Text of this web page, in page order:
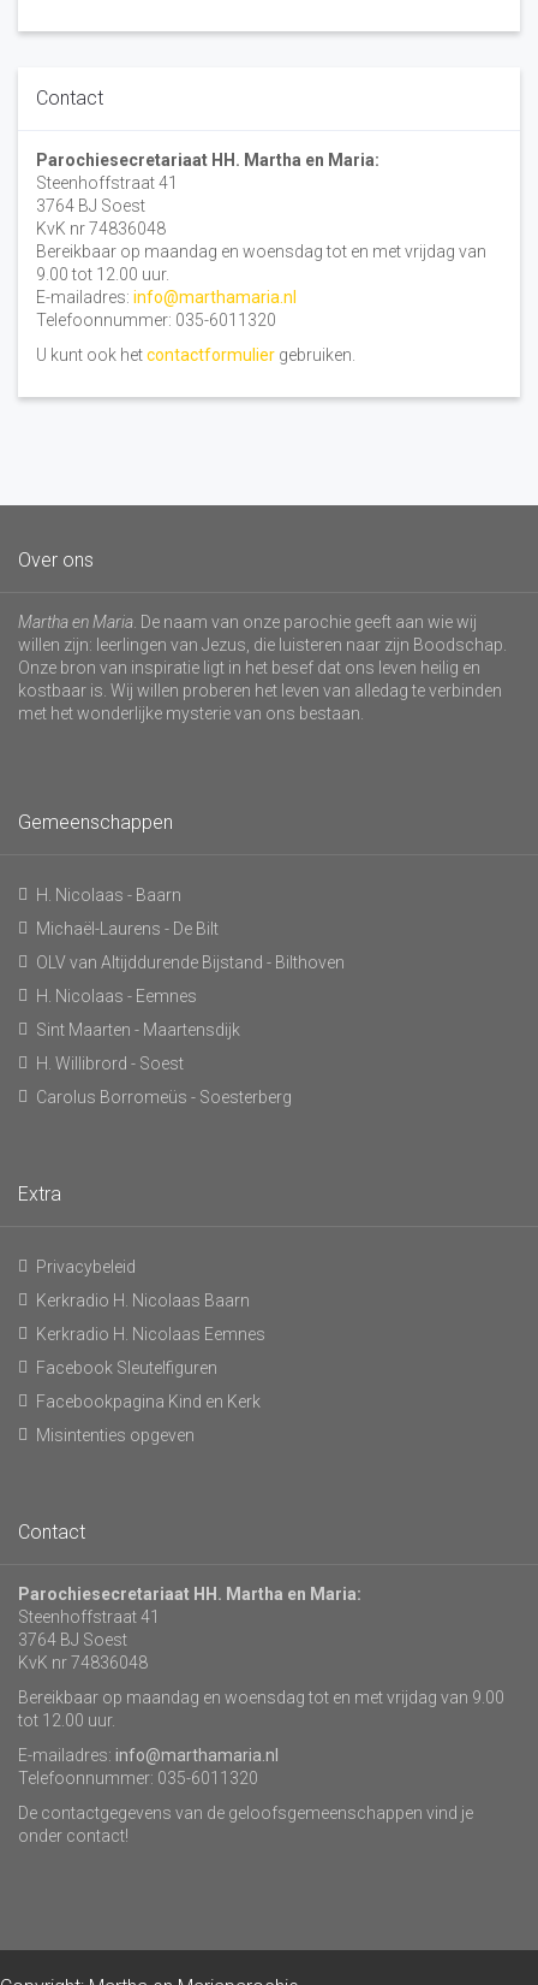
Contact
Parochiesecretariaat HH. Martha en Maria:
Steenhoffstraat 41
3764 BJ Soest
KvK nr 74836048
Bereikbaar op maandag en woensdag tot en met vrijdag van
9.00 tot 12.00 uur.
E-mailadres: info@marthamaria.nl
Telefoonnummer: 035-6011320
U kunt ook hetcontactformulier gebruiken.
Over ons
Martha en Maria . De naam van onze parochie geeft aan wie wij
willen zijn: leerlingen van Jezus, die luisteren naar zijn Boodschap.
Onze bron van inspiratie ligt in het besef dat ons leven heilig en
kostbaar is. Wij willen proberen het leven van alledag te verbinden
met het wonderlijke mysterie van ons bestaan.
Gemeenschappen
H. Nicolaas - Baarn
Michaël-Laurens - De Bilt
OLV van Altijddurende Bijstand - Bilthoven
H. Nicolaas - Eemnes
Sint Maarten - Maartensdijk
H. Willibrord - Soest
Carolus Borromeüs - Soesterberg
Extra
Privacybeleid
Kerkradio H. Nicolaas Baarn
Kerkradio H. Nicolaas Eemnes
Facebook Sleutelfiguren
Facebookpagina Kind en Kerk
Misintenties opgeven
Contact
Parochiesecretariaat HH. Martha en Maria:
Steenhoffstraat 41
3764 BJ Soest
KvK nr 74836048
Bereikbaar op maandag en woensdag tot en met vrijdag van 9.00
tot 12.00 uur.
E-mailadres: info@marthamaria.nl
Telefoonnummer: 035-6011320
De contactgegevens van de geloofsgemeenschappen vind je
onder contact!